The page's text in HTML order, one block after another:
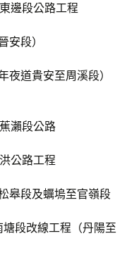
邊段公路工程
安段）
夜道貴安至周溪段）
瀨段公路
公路工程
皋段及蠣塢至官嶺段
塘段改線工程（丹陽至